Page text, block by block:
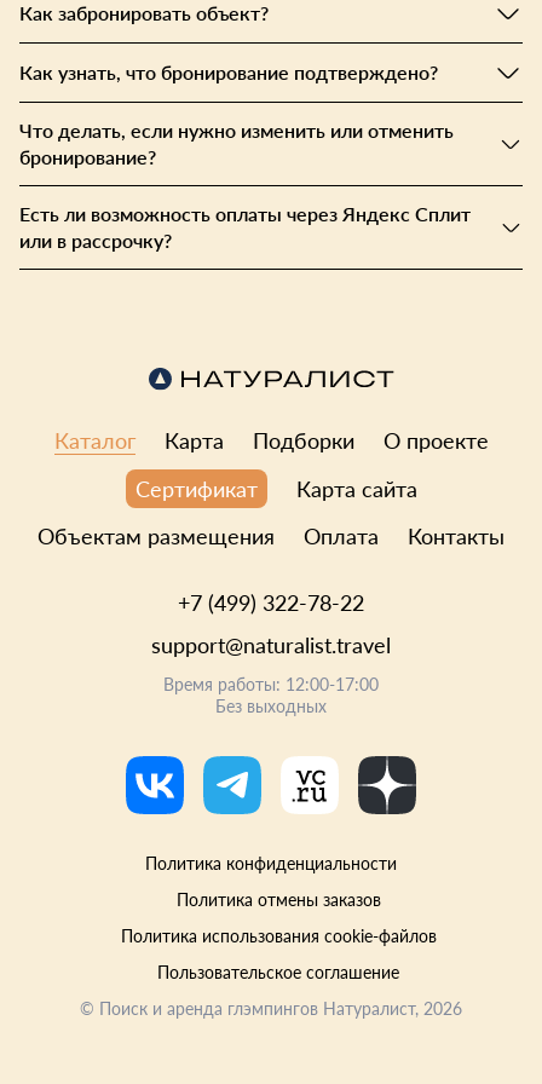
ничего не брали, опираясь на предыдущий раз, по
итогу ходили полуголодные.
Как забронировать объект?
Как узнать, что бронирование подтверждено?
Что делать, если нужно изменить или отменить
бронирование?
Есть ли возможность оплаты через Яндекс Сплит
или в рассрочку?
Каталог Карта Подборки
О проекте
Сертификат
Карта сайта
Объектам размещения
Оплата Контакты
+7 (499) 322-78-22
support@naturalist.travel
Время работы: 12:00-17:00
Без выходных
Политика конфиденциальности
Политика отмены заказов
Политика использования cookie-файлов
Пользовательское соглашение
© Поиск и аренда глэмпингов Натуралист, 2026